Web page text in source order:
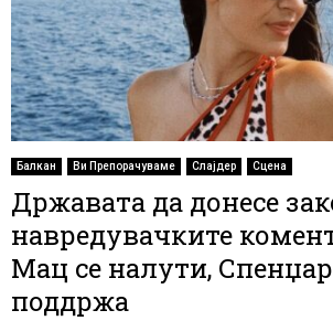
Балкан Ви Препорачуваме Слајдер Сцена
Државата да донесе
навредувачките
Мац се налути,
поддржа